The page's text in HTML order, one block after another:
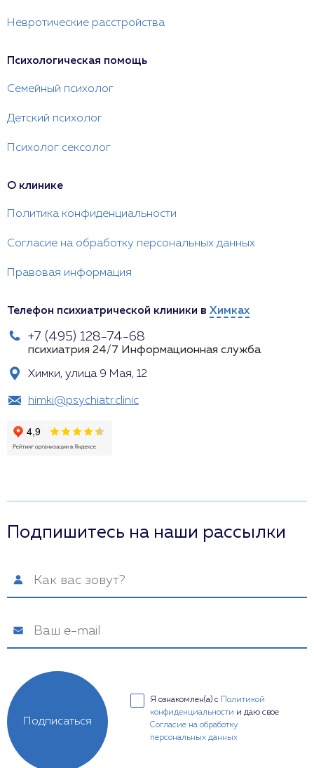
Невротические расстройства
Психологическая помощь
Семейный психолог
Детский психолог
Психолог сексолог
О клинике
Политика конфиденциальности
Согласие на обработку персональных данных
Правовая информация
Телефон психиатрической клиники в Химках
+7 (495) 128-74-68
психиатрия 24/7 Информационная служба
Химки, улица 9 Мая, 12
himki@psychiatr.clinic
Подпишитесь на наши рассылки
Я ознакомлен(а) с
Политикой
конфиденциальности и даю свое
Согласие на обработку
персональных данных
Подписаться